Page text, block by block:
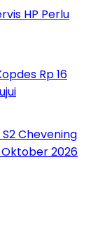
HP Perlu
Rp 16
Chevening
2026